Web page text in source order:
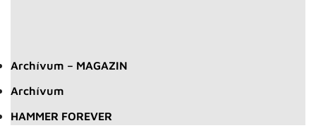
Archívum – MAGAZIN
Archívum
HAMMER FOREVER